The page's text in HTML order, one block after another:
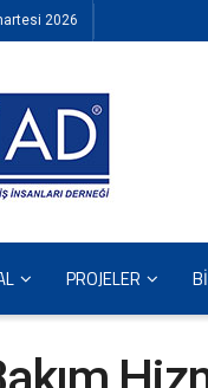
2026
PROJELER